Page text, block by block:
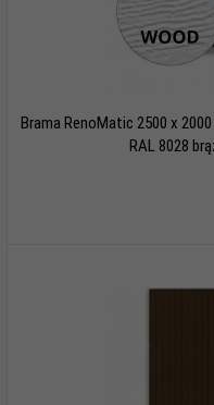
Brama RenoMatic 2500 x
RAL 8028